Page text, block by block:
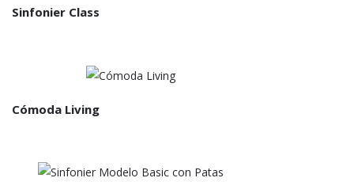
Sinfonier Class
Cómoda Living